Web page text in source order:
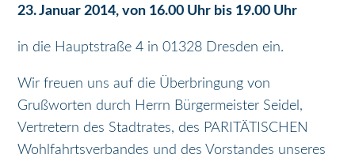
23. Januar 2014, von 16.00 Uhr bis 19.00 Uhr
in die Hauptstraße 4 in 01328 Dresden ein.
Wir freuen uns auf die Überbringung von
Grußworten durch Herrn Bürgermeister Seidel,
Vertretern des Stadtrates, des PARITÄTISCHEN
Wohlfahrtsverbandes und des Vorstandes unseres